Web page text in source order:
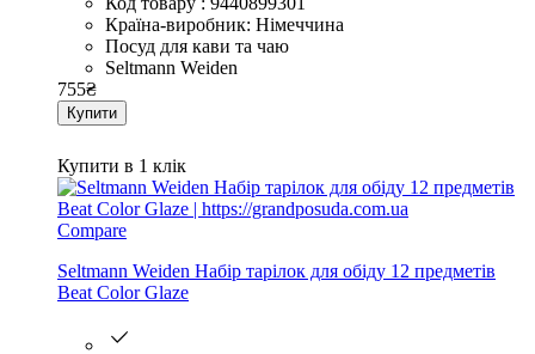
Країна-виробник: Німеччина
Посуд для кави та чаю
Seltmann Weiden
755₴
Купити
Купити в 1 клік
Compare
Seltmann Weiden Набір тарілок для обіду 12 предметів
Beat Color Glaze